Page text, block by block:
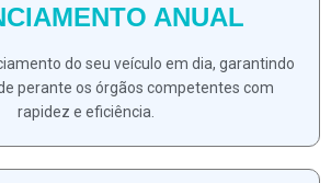
ANUAL
do seu veículo em dia, garantindo
perante os órgãos competentes com
rapidez e eficiência.